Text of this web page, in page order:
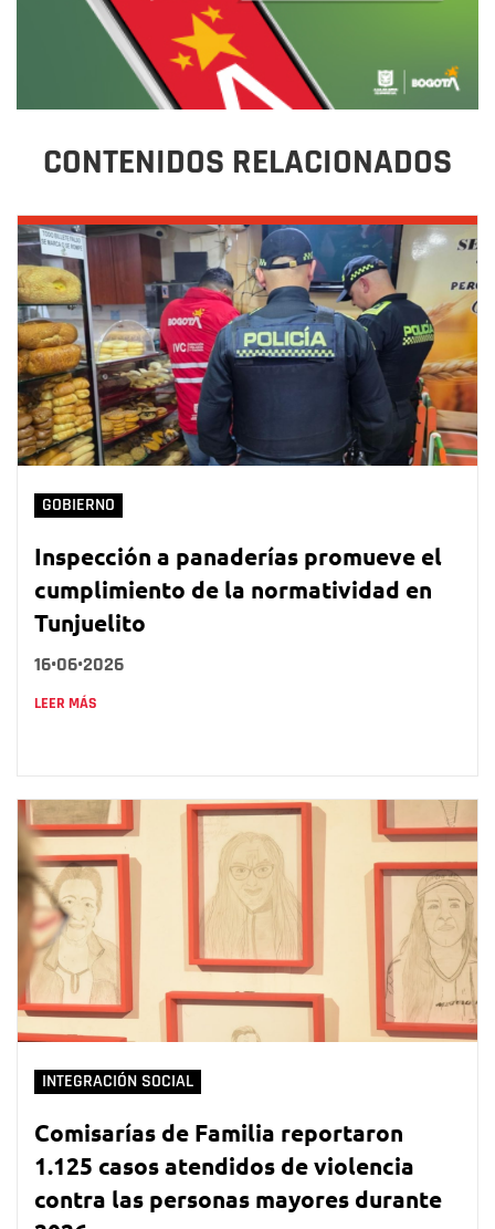
CONTENIDOS RELACIONADOS
GOBIERNO
Inspección a panaderías promueve el
cumplimiento de la normatividad en
Tunjuelito
16•06•2026
LEER MÁS
INTEGRACIÓN SOCIAL
Comisarías de Familia reportaron
1.125 casos atendidos de violencia
contra las personas mayores durante